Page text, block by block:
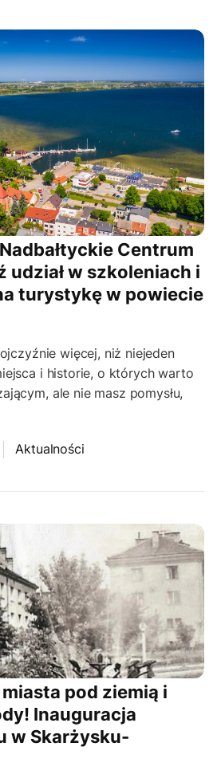
Centrum
udział w szkoleniach i
turystykę w powiecie
więcej, niż niejeden
i historie, o których warto
ale nie masz pomysłu,
Aktualności
pod ziemią i
Inauguracja
w Skarżysku-